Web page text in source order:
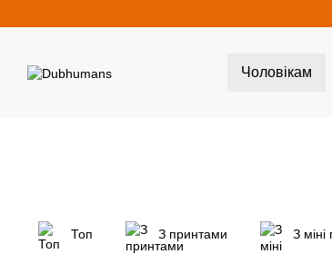
Чоловікам
Топ З принтами З